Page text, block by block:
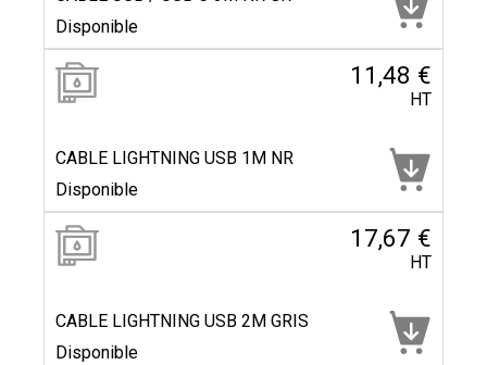
Disponible
11,48 €
HT
CABLE LIGHTNING USB 1M NR
Disponible
17,67 €
HT
CABLE LIGHTNING USB 2M GRIS
Disponible